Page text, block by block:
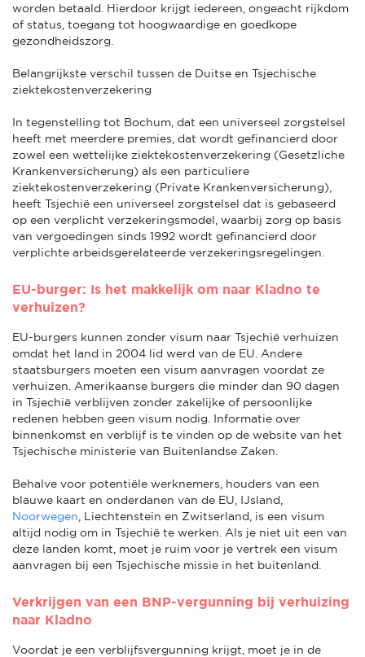
worden betaald. Hierdoor krijgt iedereen, ongeacht rijkdom
of status, toegang tot hoogwaardige en goedkope
gezondheidszorg.
Belangrijkste verschil tussen de Duitse en Tsjechische
ziektekostenverzekering
In tegenstelling tot Bochum, dat een universeel zorgstelsel
heeft met meerdere premies, dat wordt gefinancierd door
zowel een wettelijke ziektekostenverzekering (Gesetzliche
Krankenversicherung) als een particuliere
ziektekostenverzekering (Private Krankenversicherung),
heeft Tsjechië een universeel zorgstelsel dat is gebaseerd
op een verplicht verzekeringsmodel, waarbij zorg op basis
van vergoedingen sinds 1992 wordt gefinancierd door
verplichte arbeidsgerelateerde verzekeringsregelingen.
EU-burger: Is het makkelijk om naar Kladno te
verhuizen?
EU-burgers kunnen zonder visum naar Tsjechië verhuizen
omdat het land in 2004 lid werd van de EU. Andere
staatsburgers moeten een visum aanvragen voordat ze
verhuizen. Amerikaanse burgers die minder dan 90 dagen
in Tsjechië verblijven zonder zakelijke of persoonlijke
redenen hebben geen visum nodig. Informatie over
binnenkomst en verblijf is te vinden op de website van het
Tsjechische ministerie van Buitenlandse Zaken.
Behalve voor potentiële werknemers, houders van een
blauwe kaart en onderdanen van de EU, IJsland,
Noorwegen , Liechtenstein en Zwitserland, is een visum
altijd nodig om in Tsjechië te werken. Als je niet uit een van
deze landen komt, moet je ruim voor je vertrek een visum
aanvragen bij een Tsjechische missie in het buitenland.
Verkrijgen van een BNP-vergunning bij verhuizing
naar Kladno
Voordat je een verblijfsvergunning krijgt, moet je in de